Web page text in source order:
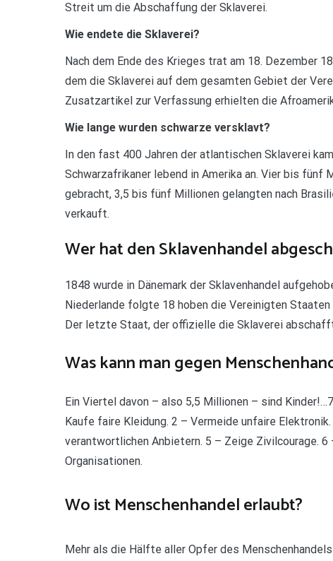
Streit um die Abschaffung der Sklaverei.
Wie endete die Sklaverei?
Nach dem Ende des Krieges trat am 18. Dezember
dem die Sklaverei auf dem gesamten Gebiet der
Zusatzartikel zur Verfassung erhielten die
Wie lange wurden schwarze versklavt?
In den fast 400 Jahren der atlantischen Sklaverei
Schwarzafrikaner lebend in Amerika an. Vier bis fünf
gebracht, 3,5 bis fünf Millionen gelangten nach
verkauft.
Wer hat den Sklavenhandel
1848 wurde in Dänemark der Sklavenhandel
Niederlande folgte 18 hoben die Vereinigten
Der letzte Staat, der offizielle die Sklaverei
Was kann man gegen
Ein Viertel davon – also 5,5 Millionen – sind
Kaufe faire Kleidung. 2 – Vermeide unfaire
verantwortlichen Anbietern. 5 – Zeige Zivilcourage.
Organisationen.
Wo ist Menschenhandel erlaubt?
Mehr als die Hälfte aller Opfer des